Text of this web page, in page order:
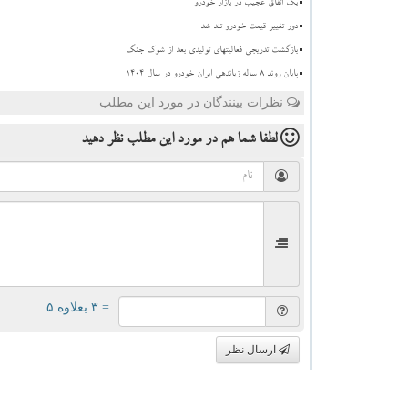
بک اتفاق عجیب در بازار خودرو
دور تغییر قیمت خودرو تند شد
بازگشت تدریجی فعالیتهای تولیدی بعد از شوک جنگ
پایان روند ۸ ساله زیاندهی ایران خودرو در سال ۱۴۰۴
نظرات بینندگان در مورد این مطلب
لطفا شما همدر مورد این مطلب نظر دهید
= ۳ بعلاوه ۵
ارسال نظر